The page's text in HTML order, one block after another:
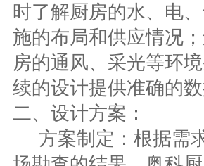
时了解厨房的水、电
施的布局和供应情况
房的通风、采光等环
续的设计提供准确的数
二、设计方案：
方案制定：根据需